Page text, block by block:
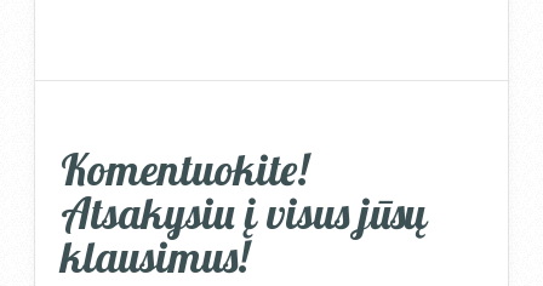
Komentuokite!
Atsakysiu į visus jūsų
klausimus!